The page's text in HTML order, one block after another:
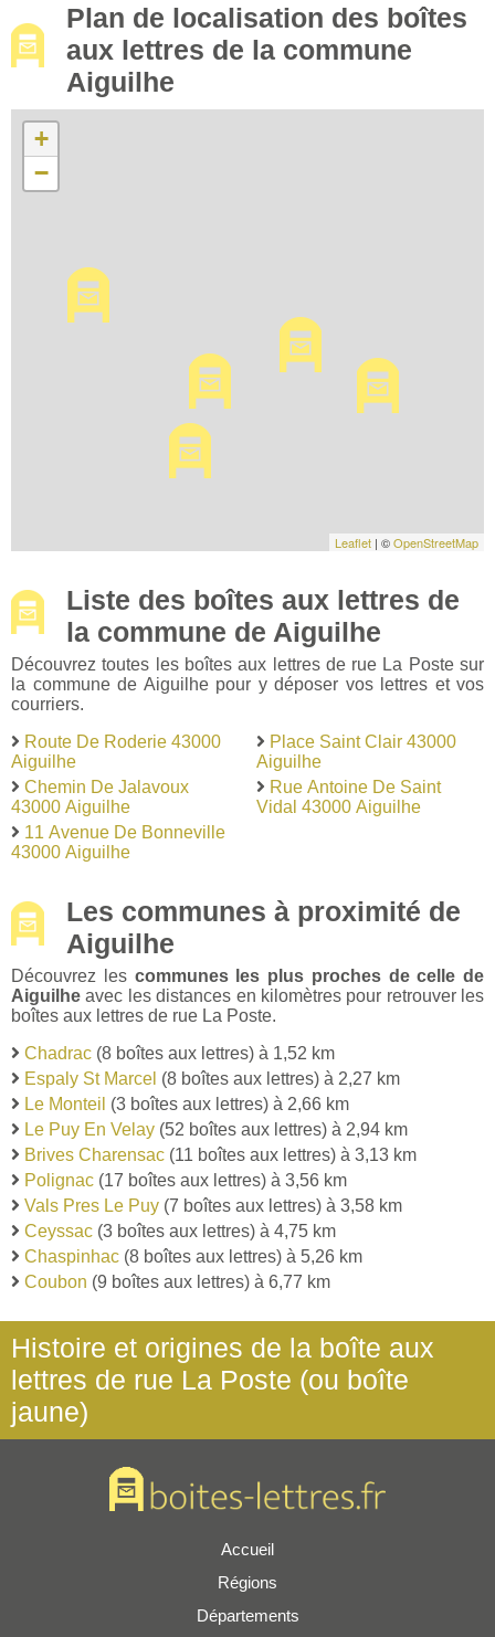
Plan de localisation des boîtes
aux lettres de la commune
Aiguilhe
+
−
Leaflet | ©OpenStreetMap
Liste des boîtes aux lettres de
la commune de Aiguilhe
Découvrez toutes les boîtes aux lettres de rue La Poste sur
la commune de Aiguilhe pour y déposer vos lettres et vos
courriers.
Route De Roderie 43000
Aiguilhe
Chemin De Jalavoux
43000 Aiguilhe
11 Avenue De Bonneville
43000 Aiguilhe
Place Saint Clair 43000
Aiguilhe
Rue Antoine De Saint
Vidal 43000 Aiguilhe
Les communes à proximité de
Aiguilhe
Découvrez les communes les plus proches de celle de
Aiguilhe avec les distances en kilomètres pour retrouver les
boîtes aux lettres de rue La Poste.
Chadrac (8 boîtes aux lettres) à 1,52 km
Espaly St Marcel (8 boîtes aux lettres) à 2,27 km
Le Monteil (3 boîtes aux lettres) à 2,66 km
Le Puy En Velay (52 boîtes aux lettres) à 2,94 km
Brives Charensac (11 boîtes aux lettres) à 3,13 km
Polignac (17 boîtes aux lettres) à 3,56 km
Vals Pres Le Puy (7 boîtes aux lettres) à 3,58 km
Ceyssac (3 boîtes aux lettres) à 4,75 km
Chaspinhac (8 boîtes aux lettres) à 5,26 km
Coubon (9 boîtes aux lettres) à 6,77 km
Histoire et origines de la boîte aux
lettres de rue La Poste (ou boîte
jaune)
Accueil
Régions
Départements